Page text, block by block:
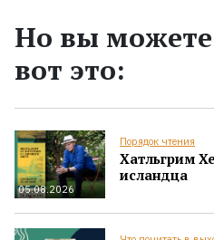
Но вы
вот это:
05.08.2026
Порядок чтения
Хатльгрим
исландца